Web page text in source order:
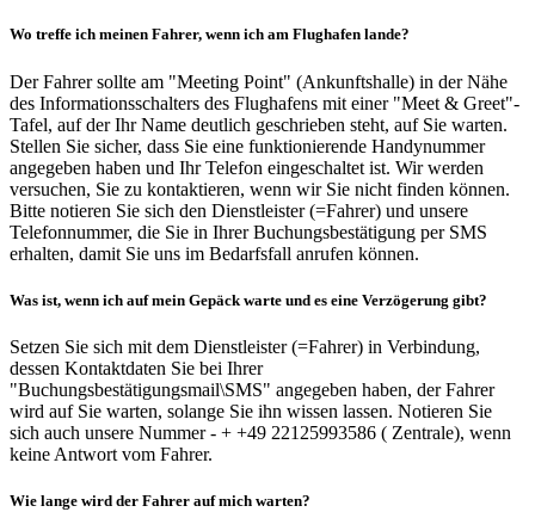
Wo treffe ich meinen Fahrer, wenn ich am Flughafen lande?
Der Fahrer sollte am "Meeting Point" (Ankunftshalle) in der Nähe
des Informationsschalters des Flughafens mit einer "Meet & Greet"-
Tafel, auf der Ihr Name deutlich geschrieben steht, auf Sie warten.
Stellen Sie sicher, dass Sie eine funktionierende Handynummer
angegeben haben und Ihr Telefon eingeschaltet ist. Wir werden
versuchen, Sie zu kontaktieren, wenn wir Sie nicht finden können.
Bitte notieren Sie sich den Dienstleister (=Fahrer) und unsere
Telefonnummer, die Sie in Ihrer Buchungsbestätigung per SMS
erhalten, damit Sie uns im Bedarfsfall anrufen können.
Was ist, wenn ich auf mein Gepäck warte und es eine Verzögerung gibt?
Setzen Sie sich mit dem Dienstleister (=Fahrer) in Verbindung,
dessen Kontaktdaten Sie bei Ihrer
"Buchungsbestätigungsmail\SMS" angegeben haben, der Fahrer
wird auf Sie warten, solange Sie ihn wissen lassen. Notieren Sie
sich auch unsere Nummer - + +49 22125993586 ( Zentrale), wenn
keine Antwort vom Fahrer.
Wie lange wird der Fahrer auf mich warten?